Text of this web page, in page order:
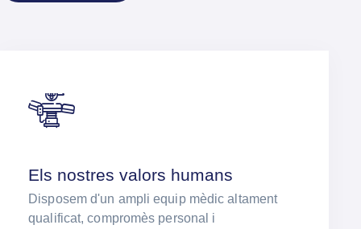
Els nostres valors humans
Disposem d'un ampli equip mèdic altament
qualificat, compromès personal i